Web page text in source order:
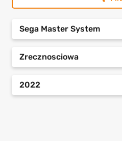
Sega Master System
Zrecznosciowa
2022